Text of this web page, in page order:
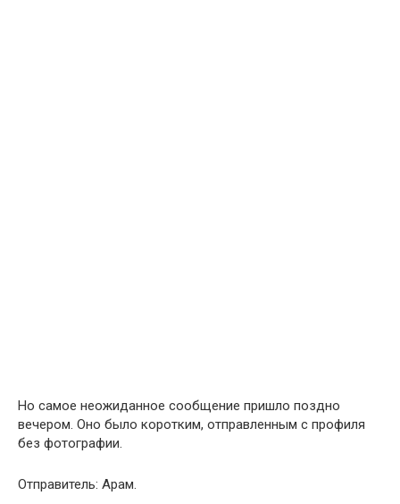
Но самое неожиданное сообщение пришло поздно
вечером. Оно было коротким, отправленным с профиля
без фотографии.
Отправитель: Арам.